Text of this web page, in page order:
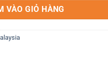
VÀO GIỎ HÀNG